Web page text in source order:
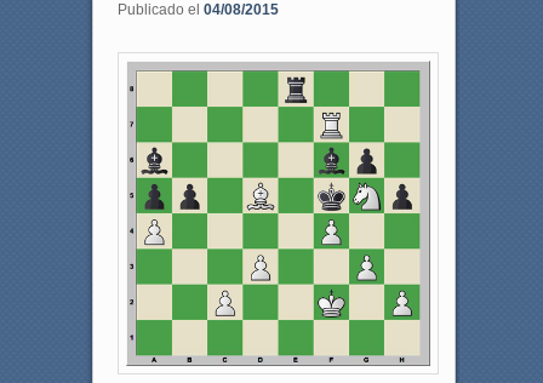
Publicado el 04/08/2015